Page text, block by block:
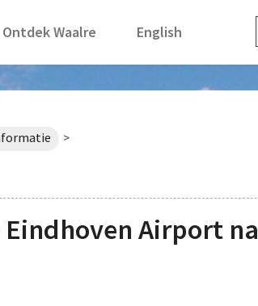
Ontdek Waalre English
>
Airport na